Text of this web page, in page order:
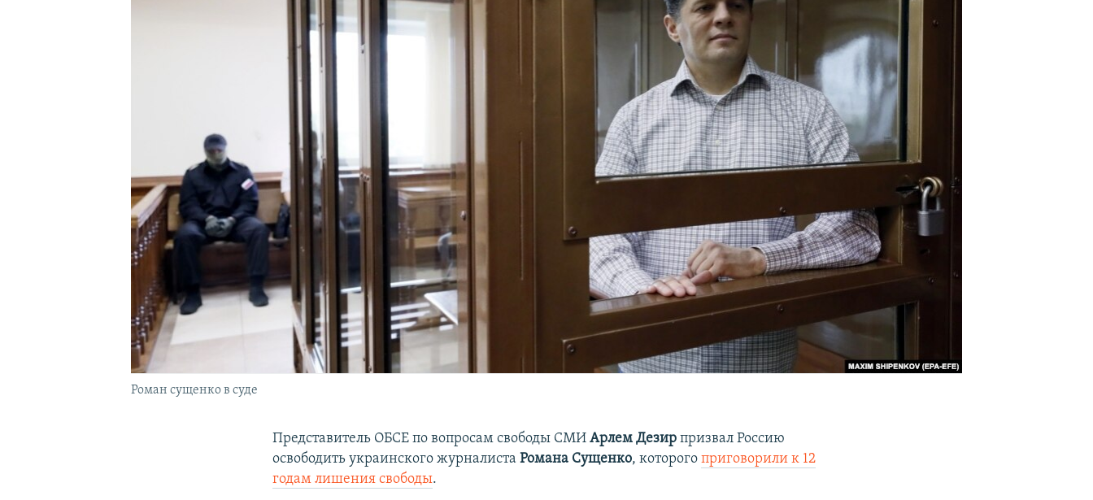
Роман сущенко в суде
Представитель ОБСЕ по вопросам свободы СМИАрлем Дезирпризвал Россию
освободить украинского журналистаРомана Сущенко, которогоприговорили к 12
годам лишения свободы.